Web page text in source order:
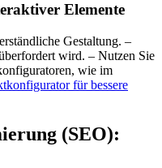
Elemente
Gestaltung. –
wird. – Nutzen Sie
wie im
für bessere
(SEO):